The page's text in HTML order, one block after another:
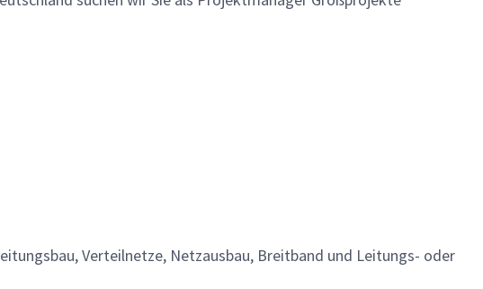
Verteilnetze, Netzausbau, Breitband und Leitungs- oder